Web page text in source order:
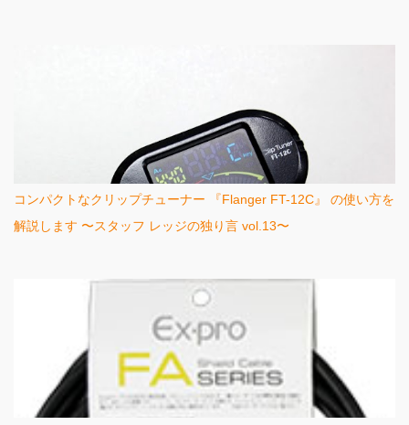
コンパクトなクリップチューナー 『Flanger FT-12C』 の使い方を
解説します 〜スタッフ レッジの独り言 vol.13〜